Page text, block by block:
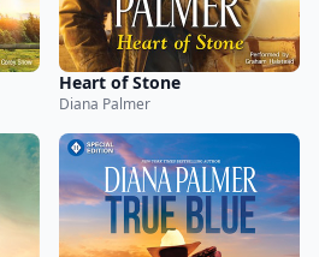
Heart of Stone
Diana Palmer